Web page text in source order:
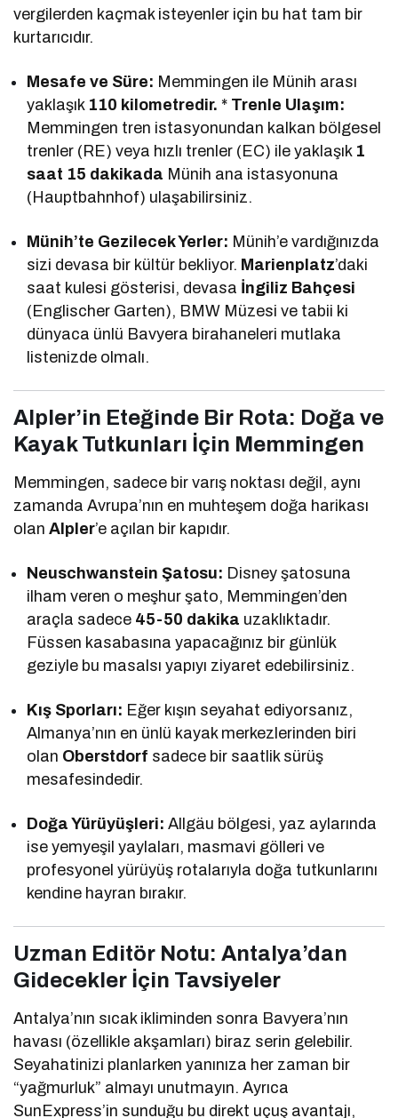
vergilerden kaçmak isteyenler için bu hat tam bir
kurtarıcıdır.
Mesafe ve Süre: Memmingen ile Münih arası
yaklaşık 110 kilometredir. * Trenle Ulaşım:
Memmingen tren istasyonundan kalkan bölgesel
trenler (RE) veya hızlı trenler (EC) ile yaklaşık 1
saat 15 dakikada Münih ana istasyonuna
(Hauptbahnhof) ulaşabilirsiniz.
Münih’te Gezilecek Yerler: Münih’e vardığınızda
sizi devasa bir kültür bekliyor. Marienplatz’daki
saat kulesi gösterisi, devasa İngiliz Bahçesi
(Englischer Garten), BMW Müzesi ve tabii ki
dünyaca ünlü Bavyera birahaneleri mutlaka
listenizde olmalı.
Alpler’in Eteğinde Bir Rota: Doğa ve
Kayak Tutkunları İçin Memmingen
Memmingen, sadece bir varış noktası değil, aynı
zamanda Avrupa’nın en muhteşem doğa harikası
olanAlpler’e açılan bir kapıdır.
Neuschwanstein Şatosu: Disney şatosuna
ilham veren o meşhur şato, Memmingen’den
araçla sadece 45-50 dakika uzaklıktadır.
Füssen kasabasına yapacağınız bir günlük
geziyle bu masalsı yapıyı ziyaret edebilirsiniz.
Kış Sporları: Eğer kışın seyahat ediyorsanız,
Almanya’nın en ünlü kayak merkezlerinden biri
olan Oberstdorf sadece bir saatlik sürüş
mesafesindedir.
Doğa Yürüyüşleri: Allgäu bölgesi, yaz aylarında
ise yemyeşil yaylaları, masmavi gölleri ve
profesyonel yürüyüş rotalarıyla doğa tutkunlarını
kendine hayran bırakır.
Uzman Editör Notu: Antalya’dan
Gidecekler İçin Tavsiyeler
Antalya’nın sıcak ikliminden sonra Bavyera’nın
havası (özellikle akşamları) biraz serin gelebilir.
Seyahatinizi planlarken yanınıza her zaman bir
“yağmurluk” almayı unutmayın. Ayrıca
SunExpress’in sunduğu bu direkt uçuş avantajı,